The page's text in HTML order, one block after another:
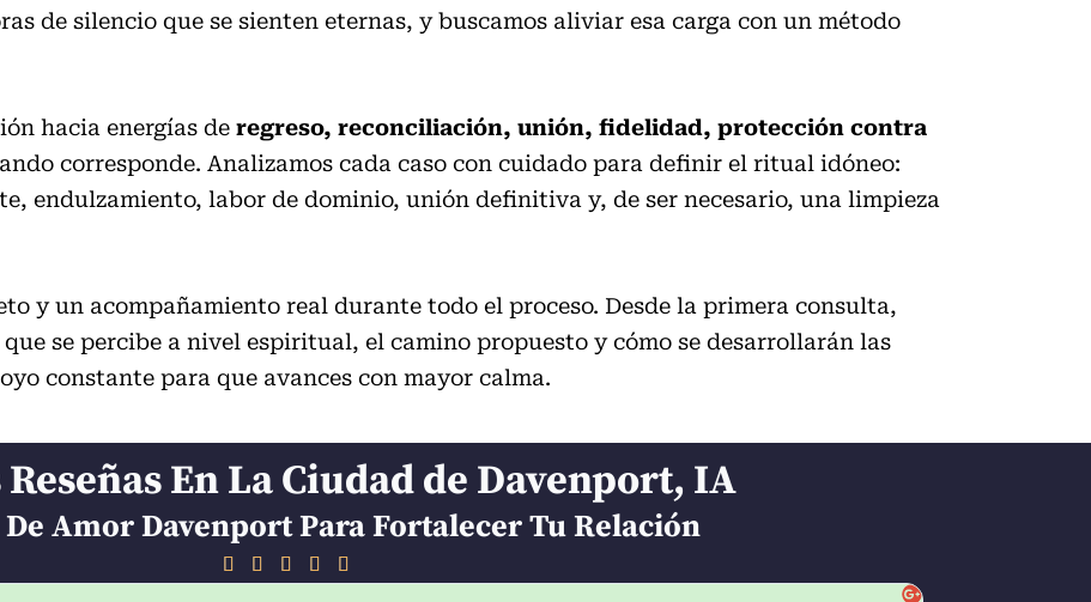
de silencio que se sienten eternas, y buscamos aliviar esa carga con un método
hacia energías de regreso, reconciliación, unión, fidelidad, protección contra
corresponde. Analizamos cada caso con cuidado para definir el ritual idóneo:
endulzamiento, labor de dominio, unión definitiva y, de ser necesario, una limpieza
y un acompañamiento real durante todo el proceso. Desde la primera consulta,
se percibe a nivel espiritual, el camino propuesto y cómo se desarrollarán las
constante para que avances con mayor calma.
En La Ciudad de Davenport, IA
Amor Davenport Para Fortalecer Tu Relación
    